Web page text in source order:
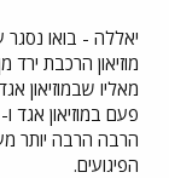
יאללה - בואו נסגר
מוזיאון הרכבת
הרבה הרבה יותר
הפיגועים.